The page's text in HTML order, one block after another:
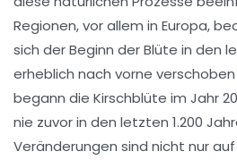
Regionen, vor allem in Europa,
sich derBeginn der Blüte in den
erheblich nach vorne
begann die Kirschblüte im Jahr
nie zuvor in den letzten 1.200
Veränderungen sind nicht nur